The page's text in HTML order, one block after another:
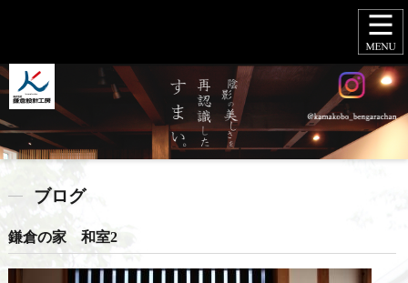
ブログ
鎌倉の家 和室2